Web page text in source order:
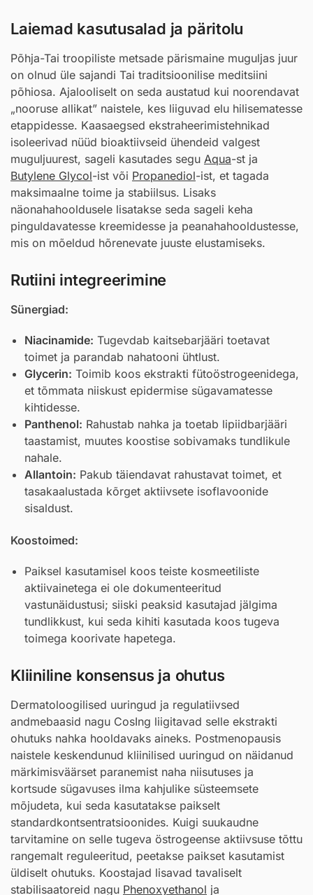
Laiemad kasutusalad ja päritolu
Põhja-Tai troopiliste metsade pärismaine muguljas juur
on olnud üle sajandi Tai traditsioonilise meditsiini
põhiosa. Ajalooliselt on seda austatud kui noorendavat
„nooruse allikat” naistele, kes liiguvad elu hilisematesse
etappidesse. Kaasaegsed ekstraheerimistehnikad
isoleerivad nüüd bioaktiivseid ühendeid valgest
muguljuurest, sageli kasutades segu Aqua-st ja
Butylene Glycol-ist või Propanediol-ist, et tagada
maksimaalne toime ja stabiilsus. Lisaks
näonahahooldusele lisatakse seda sageli keha
pinguldavatesse kreemidesse ja peanahahooldustesse,
mis on mõeldud hõrenevate juuste elustamiseks.
Rutiini integreerimine
Sünergiad:
Niacinamide: Tugevdab kaitsebarjääri toetavat
toimet ja parandab nahatooni ühtlust.
Glycerin: Toimib koos ekstrakti fütoöstrogeenidega,
et tõmmata niiskust epidermise sügavamatesse
kihtidesse.
Panthenol: Rahustab nahka ja toetab lipiidbarjääri
taastamist, muutes koostise sobivamaks tundlikule
nahale.
Allantoin: Pakub täiendavat rahustavat toimet, et
tasakaalustada kõrget aktiivsete isoflavoonide
sisaldust.
Koostoimed:
Paiksel kasutamisel koos teiste kosmeetiliste
aktiivainetega ei ole dokumenteeritud
vastunäidustusi; siiski peaksid kasutajad jälgima
tundlikkust, kui seda kihiti kasutada koos tugeva
toimega koorivate hapetega.
Kliiniline konsensus ja ohutus
Dermatoloogilised uuringud ja regulatiivsed
andmebaasid nagu CosIng liigitavad selle ekstrakti
ohutuks nahka hooldavaks aineks. Postmenopausis
naistele keskendunud kliinilised uuringud on näidanud
märkimisväärset paranemist naha niisutuses ja
kortsude sügavuses ilma kahjulike süsteemsete
mõjudeta, kui seda kasutatakse paikselt
standardkontsentratsioonides. Kuigi suukaudne
tarvitamine on selle tugeva östrogeense aktiivsuse tõttu
rangemalt reguleeritud, peetakse paikset kasutamist
üldiselt ohutuks. Koostajad lisavad tavaliselt
stabilisaatoreid nagu Phenoxyethanol ja